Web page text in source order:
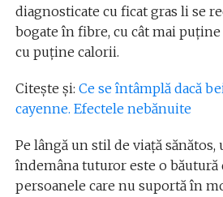
diagnosticate cu ficat gras li se
bogate în fibre, cu cât mai
cu puține calorii.
Citește și: Ce se întâmplă dacă
cayenne. Efectele nebănuite
Pe lângă un stil de viață
îndemâna tuturor este o băutură
persoanele care nu suportă în